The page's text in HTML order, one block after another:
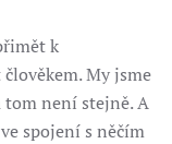
k
My jsme
tom není stejně. A
spojení s něčím